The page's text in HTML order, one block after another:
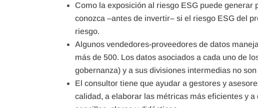
Como la exposición al riesgo ESG puede
conozca –antes de invertir– si el riesgo ESG del
riesgo.
Algunos vendedores-proveedores de datos
más de 500. Los datos asociados a cada uno de
gobernanza) y a sus divisiones intermedias no
El consultor tiene que ayudar a gestores y
calidad, a elaborar las métricas más eficientes y